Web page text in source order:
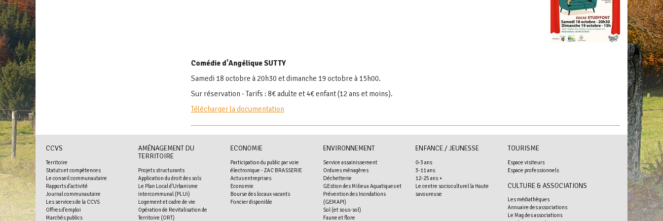
Comédie d'Angélique SUTTY
Samedi 18 octobre à 20h30 et dimanche 19 octobre à 15h00.
Sur réservation - Tarifs : 8€ adulte et 4€ enfant (12 ans et moins).
Télécharger la documentation
CCVS
Territoire
Statuts et compétences
Le conseil communautaire
Rapports d'activité
Journal communautaire
Les services de la CCVS
Offres d'emploi
Marchés publics
AMÉNAGEMENT DU
TERRITOIRE
Projets structurants
Application du droit des sols
Le Plan Local d'Urbanisme
intercommunal (PLUi)
Logement et cadre de vie
Opération de Revitalisation de
Territoire (ORT)
ECONOMIE
Participation du public par voie
électronique - ZAC BRASSERIE
Actus entreprises
Economie
Bourse des locaux vacants
Foncier disponible
ENVIRONNEMENT
Service assainissement
Ordures ménagères
Déchetterie
GEstion des Milieux Aquatiques et
Prévention des Inondations
(GEMAPI)
Sol (et sous-sol)
Faune et flore
ENFANCE / JEUNESSE
0-3 ans
3-11 ans
12-25 ans +
Le centre socioculturel la Haute
savoureuse
TOURISME
Espace visiteurs
Espace professionnels
CULTURE & ASSOCIATIONS
Les médiathèques
Annuaire des associations
Le Mag des associations